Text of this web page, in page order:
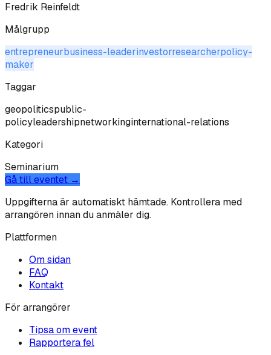
Fredrik Reinfeldt
Målgrupp
entrepreneurbusiness-leaderinvestorresearcherpolicy-
maker
Taggar
geopoliticspublic-
policyleadershipnetworkinginternational-relations
Kategori
Seminarium
Gå till eventet →
Uppgifterna är automatiskt hämtade. Kontrollera med
arrangören innan du anmäler dig.
Plattformen
Om sidan
FAQ
Kontakt
För arrangörer
Tipsa om event
Rapportera fel